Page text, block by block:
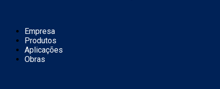
Empresa
Produtos
Aplicações
Obras